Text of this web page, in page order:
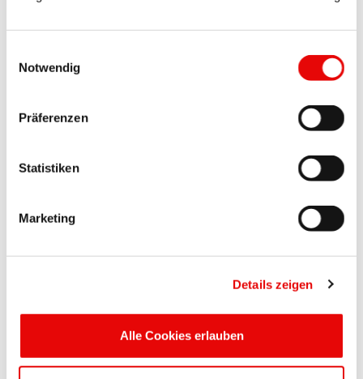
Notwendig
Präferenzen
Statistiken
Marketing
Details zeigen
Alle Cookies erlauben
Hitzebeständige Zugstopfen
Hitzebeständige Dual Stopfen